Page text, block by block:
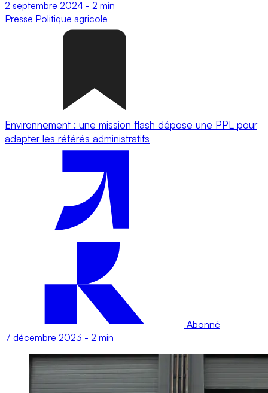
2 septembre 2024 - 2 min
Presse Politique agricole
Environnement : une mission flash dépose une PPL pour
adapter les référés administratifs
Abonné
7 décembre 2023 - 2 min